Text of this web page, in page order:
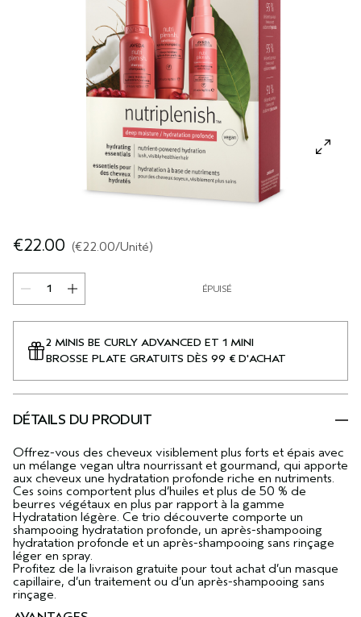
SÉRUM POUR LES CHEVEUX
CUIR CHEVELU SENSIBLE
ROSEMARY MINT
PURE ABUNDANCE
TOUTES LES COLLECTIONS
€22.00 €22.00/Unité
ÉPUISÉ
2 MINIS BE CURLY ADVANCED ET 1 MINI
BROSSE PLATE GRATUITS DÈS 99 € D'ACHAT
DÉTAILS DU PRODUIT
Offrez-vous des cheveux visiblement plus forts et épais avec
un mélange vegan ultra nourrissant et gourmand, qui apporte
aux cheveux une hydratation profonde riche en nutriments.
Ces soins comportent plus d’huiles et plus de 50 % de
beurres végétaux en plus par rapport à la gamme
Hydratation légère. Ce trio découverte comporte un
shampooing hydratation profonde, un après-shampooing
hydratation profonde et un après-shampooing sans rinçage
léger en spray.
Profitez de la livraison gratuite pour tout achat d’un masque
capillaire, d’un traitement ou d’un après-shampooing sans
rinçage.